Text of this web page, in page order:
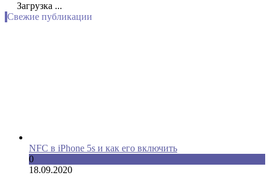
Загрузка ...
Свежие публикации
NFC в iPhone 5s и как его включить
0
18.09.2020